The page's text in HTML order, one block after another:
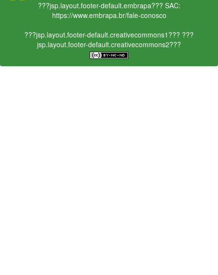
???jsp.layout.footer-default.embrapa??? SAC:
https://www.embrapa.br/fale-conosco
???jsp.layout.footer-default.creativecommons1??? ???
jsp.layout.footer-default.creativecommons2???